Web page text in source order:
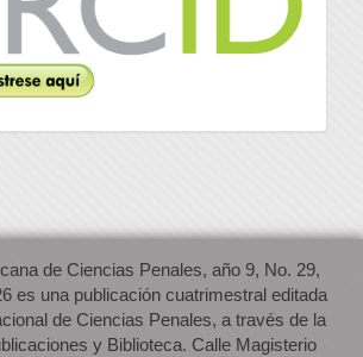
de Ciencias Penales, año 9, No. 29,
es una publicación cuatrimestral editada
de Ciencias Penales, a través de la
y Biblioteca. Calle Magisterio